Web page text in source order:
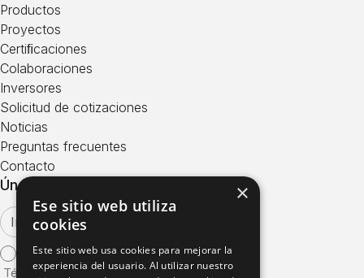
Productos
Proyectos
Certiﬁcaciones
Colaboraciones
Inversores
Solicitud de cotizaciones
Noticias
Preguntas frecuentes
Contacto
Únase a Nuestro Boletín
Estoy de acuerdo con los
Términos de Uso
×
Ese sitio web utiliza
cookies
Este sitio web usa cookies para mejorar la
experiencia del usuario. Al utilizar nuestro